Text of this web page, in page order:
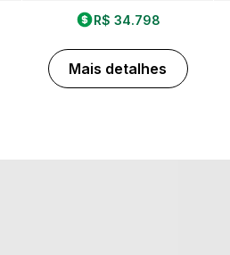
R$ 34.798
Mais detalhes